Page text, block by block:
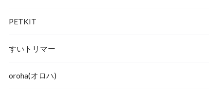
PETKIT
すいトリマー
oroha(オロハ)